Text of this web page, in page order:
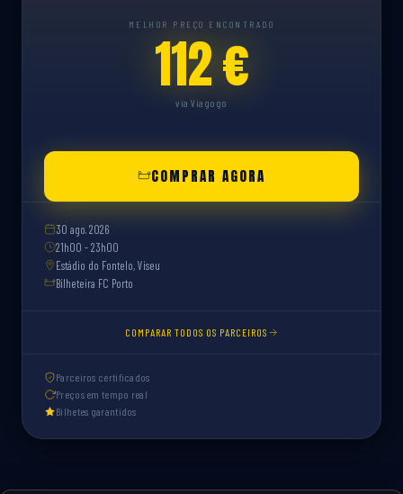
MELHOR PREÇO ENCONTRADO
112 €
via Viagogo
COMPRAR AGORA
30 ago. 2026
21h00 - 23h00
Estádio do Fontelo, Viseu
Bilheteira FC Porto
COMPARAR TODOS OS PARCEIROS
Parceiros certificados
Preços em tempo real
Bilhetes garantidos